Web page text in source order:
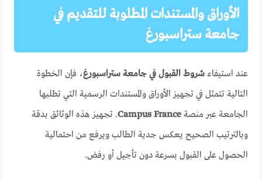
الأوراق والمستندات المطلوبة للتقديم في
جامعة ستراسبورغ
عند استيفاءشروط القبول في جامعة ستراسبورغ، فإن الخطوة
التالية تتمثل في تجهيز الأوراق والمستندات الرسمية التي تطلبها
الجامعة عبر منصةCampus France. تجهيز هذه الوثائق بدقة
وبالترتيب الصحيح يعكس جدية الطالب ويرفع من احتمالية
الحصول على القبول بسرعة دون تأجيل أو رفض.